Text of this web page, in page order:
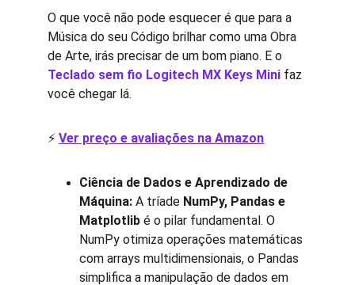
O que você não pode esquecer é que para a
Música do seu Código brilhar como uma Obra
de Arte, irás precisar de um bom piano. E o
Teclado sem fio Logitech MX Keys Mini faz
você chegar lá.
⚡ Ver preço e avaliações na Amazon
Ciência de Dados e Aprendizado de
Máquina: A tríade NumPy, Pandas e
Matplotlib é o pilar fundamental. O
NumPy otimiza operações matemáticas
com arrays multidimensionais, o Pandas
simplifica a manipulação de dados em